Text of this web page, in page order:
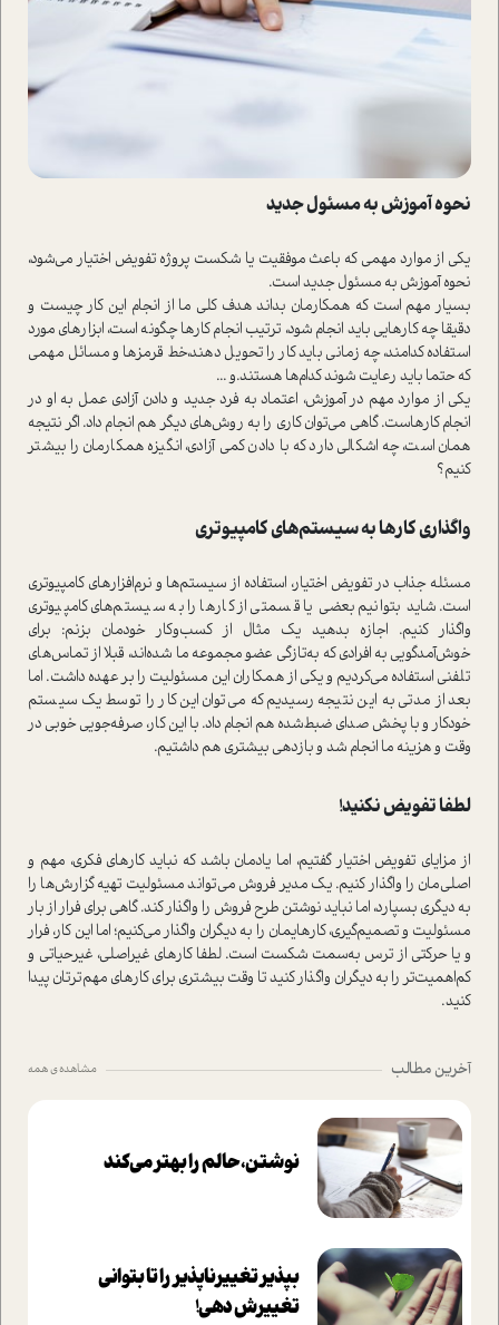
نحوه آموزش به مسئول جدید
یکی از موارد مهمی که باعث موفقیت یا شکست پروژه تفویض اختیار می‌شود،
نحوه آموزش به مسئول جدید ا‌ست.
بسیار مهم ا‌ست که همکارمان بداند هدف کلی ما از انجام این کار چیست و
دقیقا چه کارهایی باید انجام شود، ترتیب انجام کارها چگونه ا‌ست، ابزار‌های مورد
ا‌ستفاده کدامند، چه زمانی باید کار را تحویل دهند،خط قرمزها و مسائل مهمی
که حتما باید رعایت شوند کدام‌ها هستند‌.و ...
یکی از موارد مهم در آموزش، اعتماد به فرد جدید و دادن آزادی عمل به او در
انجام کارها‌ست. گاهی می‌توان کاری را به روش‌های دیگر هم انجام داد. اگر نتیجه
همان ا‌ست، چه اشکالی دارد که با دادن کمی آزادی، انگیزه همکارمان را بیشتر
کنیم؟
واگذاری کارها به سیستم‌های کامپیوتری
مسئله جذاب در تفویض اختیار، ا‌ستفاده از سیستم‌ها و نرم‌افزارهای کامپیوتری
ا‌ست. شاید بتوانیم بعضی یا قسمتی از کارها را به سیستم‌های کامپیوتری
واگذار کنیم. اجازه بدهید یک مثال از کسب‌وکار خودمان بزنم: برای
خوش‌آمد‌گویی به افرادی که به‌تازگی عضو مجموعه ما شده‌اند، قبلا از تماس‌های
تلفنی ا‌ستفاده می‌کردیم و یکی از همکاران این مسئولیت را بر عهده داشت. اما
بعد از مدتی به این نتیجه رسیدیم که می‌توان این کار را توسط یک سیستم
خودکار و با پخش صدای ضبط‌شده هم انجام داد. با این کار، صرفه‌جویی خوبی در
وقت و هزینه ما انجام شد و بازدهی بیشتری هم داشتیم.
لطفا تفویض نکنید!
از مزایای تفویض اختیار گفتیم، اما یادمان باشد که نباید کارهای فکری، مهم و
اصلی‌مان را واگذار کنیم. یک مدیر فروش می‌تواند مسئولیت تهیه گزارش‌ها را
به د‌یگری بسپارد، اما نباید نوشتن طرح فروش را واگذار کند. گاهی برای فرار از بار
مسئولیت و تصمیم‌گیری، کارهایمان را به دیگران واگذار می‌کنیم؛ اما این کار، فرار
و یا حرکتی از ترس به‌سمت شکست ا‌ست. لطفا کارهای غیراصلی، غیرحیاتی و
کم‌اهمیت‌تر را به دیگران واگذار کنید تا وقت بیشتری برای کارهای مهم‌ترتان پیدا
کنید.
آخرین مطالب مشاهده ی همه
نوشتن، حالم را بهتر می‌کند
بپذير تغييرناپذير را تا بتواني
تغييرش دهي!‏